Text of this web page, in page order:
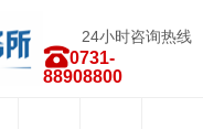
24小时咨询热线
0731-
88908800